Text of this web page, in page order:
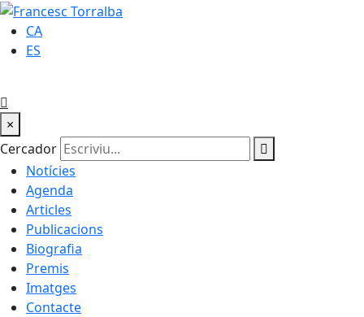
CA
ES
×
Cercador
Notícies
Agenda
Articles
Publicacions
Biografia
Premis
Imatges
Contacte